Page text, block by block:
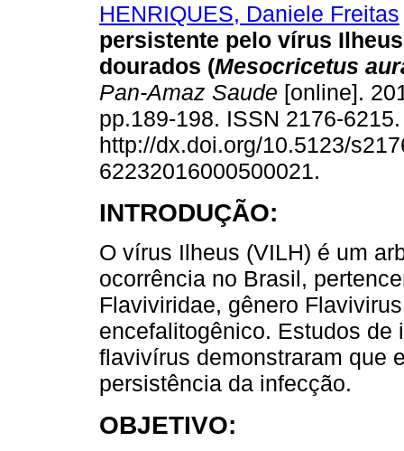
HENRIQUES, Daniele Freitas
persistente pelo vírus
dourados (Mesocricetus
Pan-Amaz Saude [online].
pp.189-198. ISSN 2176-
http://dx.doi.org/10.5123/
62232016000500021.
INTRODUÇÃO:
O vírus Ilheus (VILH) é um
ocorrência no Brasil,
Flaviviridae, gênero
encefalitogênico. Estudos
flavivírus demonstraram que
persistência da infecção.
OBJETIVO: